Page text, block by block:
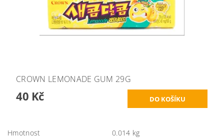
CROWN LEMONADE GUM 29G
40 Kč
Hmotnost 0.014 kg